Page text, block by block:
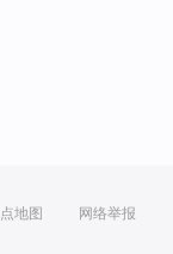
地图 网络举报